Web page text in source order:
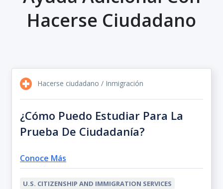
Hacerse Ciudadano
Hacerse ciudadano / Inmigración
¿Cómo Puedo Estudiar Para La
Prueba De Ciudadanía?
Conoce Más
U.S. CITIZENSHIP AND IMMIGRATION SERVICES